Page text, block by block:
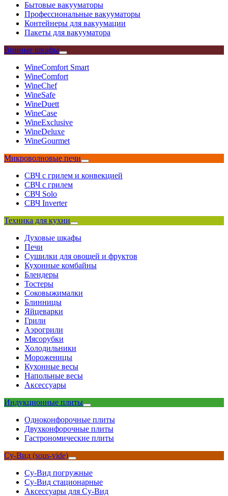
Бытовые вакууматоры
Профессиональные вакууматоры
Контейнеры для вакуумации
Пакеты для вакууматора
Винные шкафы
WineComfort Smart
WineComfort
WineChef
WineSafe
WineDuett
WineCase
WineExclusive
WineDeluxe
WineGourmet
Микроволновые печи
СВЧ с грилем и конвекцией
СВЧ с грилем
СВЧ Solo
СВЧ Inverter
Техника для кухни
Духовые шкафы
Печи
Сушилки для овощей и фруктов
Кухонные комбайны
Блендеры
Тостеры
Соковыжималки
Блинницы
Яйцеварки
Грили
Аэрогрили
Мясорубки
Холодильники
Мороженицы
Кухонные весы
Напольные весы
Аксессуары
Индукционные плиты
Одноконфорочные плиты
Двухконфорочные плиты
Гастрономические плиты
Су-Вид (sous-vide)
Су-Вид погружные
Су-Вид стационарные
Аксессуары для Су-Вид